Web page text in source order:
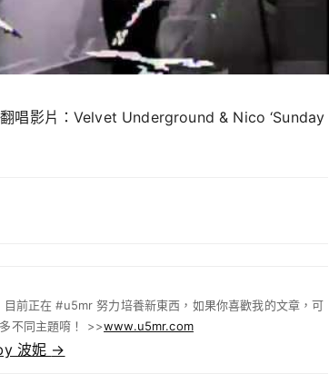
唱影片：Velvet Underground & Nico ‘Sunday
前正在 #u5mr 努力培養新東西，如果你喜歡我的文章，可
不同主題唷！ >>www.u5mr.com
波妮 →